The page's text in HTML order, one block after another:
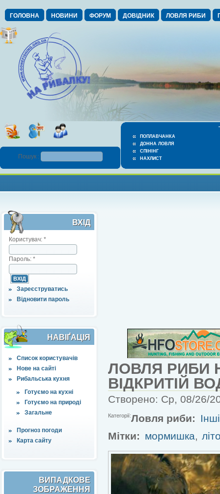
ГОЛОВНА НОВИНИ ФОРУМ ДОВІДНИК ЛОВЛЯ РИБИ
ПОПЛАВЧАНКА
ДОННА ЛОВЛЯ
СПІНІНГ
НАХЛИСТ
Пошук :
ВХІД
Користувач: *
Пароль: *
Зареєструватись
Відновити пароль
НАВІҐАЦІЯ
Список користувачів
Нове на сайті
Рибальська кухня
Готуємо на кухні
Готуємо на природі
Загальне
Прогноз погоди
Карта сайту
ВИПАДКОВЕ
ЗОБРАЖЕННЯ
ЛОВЛЯ РИБИ
ВІДКРИТІЙ
Створено: Ср, 08/26/
Категорії:Ловля риби:
Мітки: мормишка,